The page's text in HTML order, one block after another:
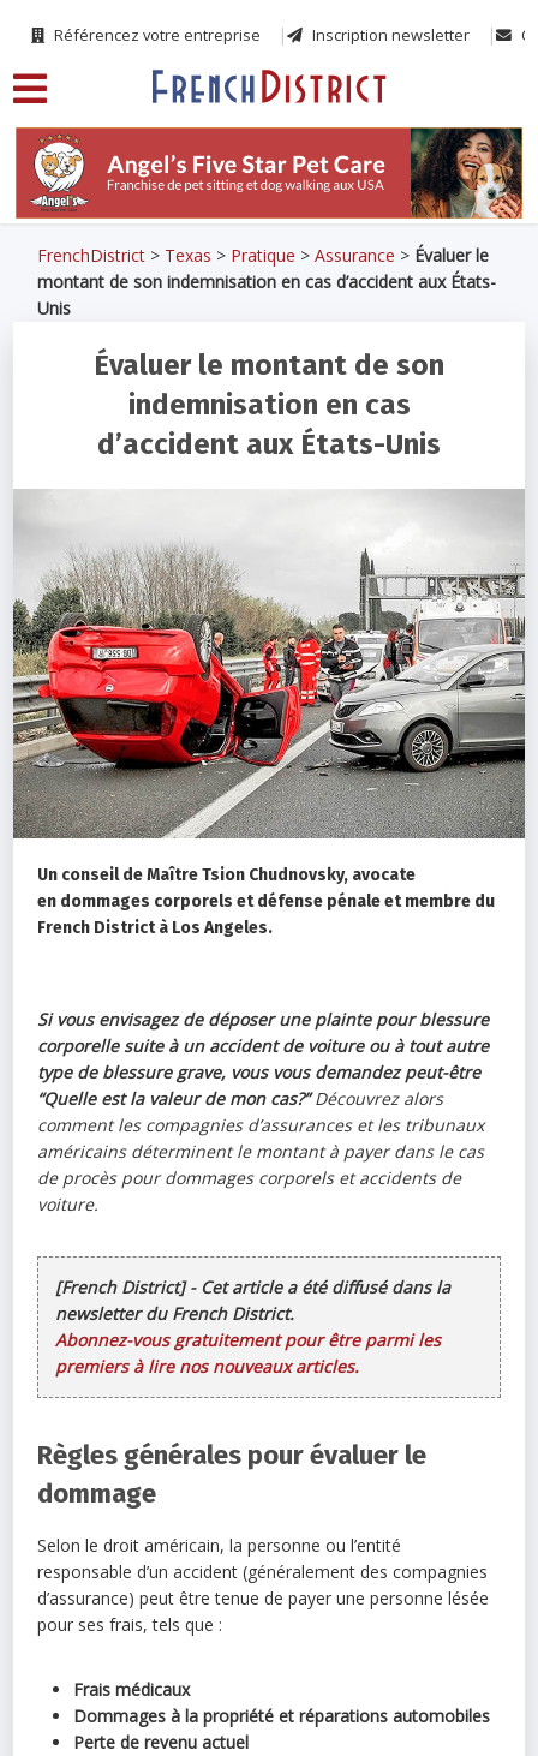
Référencez votre entreprise Inscription newsletter
FrenchDistrict > Texas > Pratique >Assurance > Évaluer le
montant de son indemnisation en cas d’accident aux États-
Unis
Évaluer le montant de son
indemnisation en cas
d’accident aux États-Unis
Un conseil de Maître Tsion Chudnovsky, avocate
en dommages corporels et défense pénale et membre du
French District à Los Angeles.
Si vous envisagez de déposer une plainte pour blessure
corporelle suite à un accident de voiture ou à tout autre
type de blessure grave, vous vous demandez peut-être
“Quelle est la valeur de mon cas?”Découvrez alors
comment les compagnies d’assurances et les tribunaux
américains déterminent le montant à payer dans le cas
de procès pour dommages corporels et accidents de
voiture.
[French District] - Cet article a été diffusé dans la
newsletter du French District.
Abonnez-vous gratuitement pour être parmi les
premiers à lire nos nouveaux articles.
Règles générales pour évaluer le
dommage
Selon le droit américain, la personne ou l’entité
responsable d’un accident (généralement des compagnies
d’assurance) peut être tenue de payer une personne lésée
pour ses frais, tels que :
Frais médicaux
Dommages à la propriété et réparations automobiles
Perte de revenu actuel